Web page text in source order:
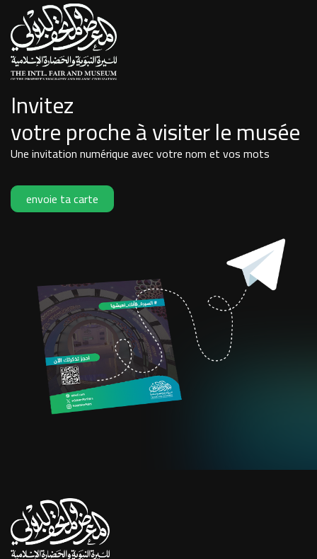
Invitez
votre proche à visiter le musée
Une invitation numérique avec votre nom et vos mots
envoie ta carte